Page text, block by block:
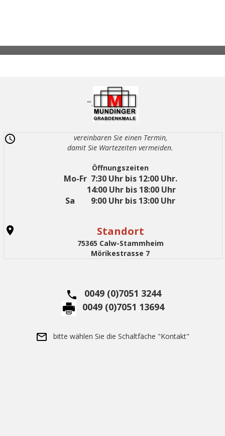
"'.
vereinbaren Sie einen Termin,
damit Sie Wartezeiten vermeiden.
Öffnungszeiten
Mo-Fr 7:30 Uhr bis 12:00 Uhr.
14:00 Uhr bis 18:00 Uhr
Sa 9:00 Uhr bis 13:00 Uhr
Standort
75365 Calw-Stammheim
Mörikestrasse 7
0049 (0)7051 3244
0049 (0)7051 13694
bitte wählen Sie die Schaltfäche "Kontakt"